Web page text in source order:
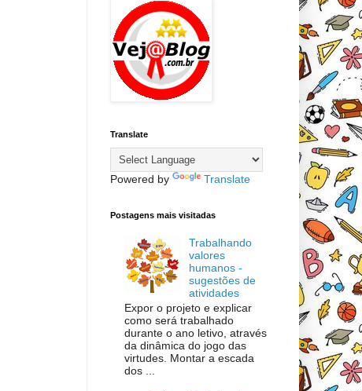
Translate
Powered by Translate
Postagens mais visitadas
Trabalhando
valores
humanos -
sugestões de
atividades
Expor o projeto e explicar
como será trabalhado
durante o ano letivo, através
da dinâmica do jogo das
virtudes. Montar a escada
dos ...